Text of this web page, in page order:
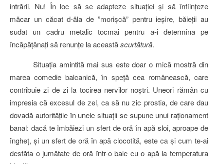
intrării. Nu! În loc să se adapteze situaţiei şi să înfiinţeze
măcar un căcat d-ăla de ”morişcă” pentru ieşire, băieţii au
sudat un cadru metalic tocmai pentru a-i determina pe
încăpăţânaţi să renunţe la aceastăscurtătură.
Situaţia amintită mai sus este doar o mică mostră din
marea comedie balcanică, în speţă cea românească, care
contribuie zi de zi la tocirea nervilor noştri. Uneori rămân cu
impresia că excesul de zel, ca să nu zic prostia, de care dau
dovadă autorităţile în unele situaţii se supune unui raţionament
banal: dacă te îmbăiezi un sfert de oră în apă sloi, aproape de
îngheţ, şi un sfert de oră în apă clocotită, este ca şi cum te-ai
desfăta o jumătate de oră într-o baie cu o apă la temperatura